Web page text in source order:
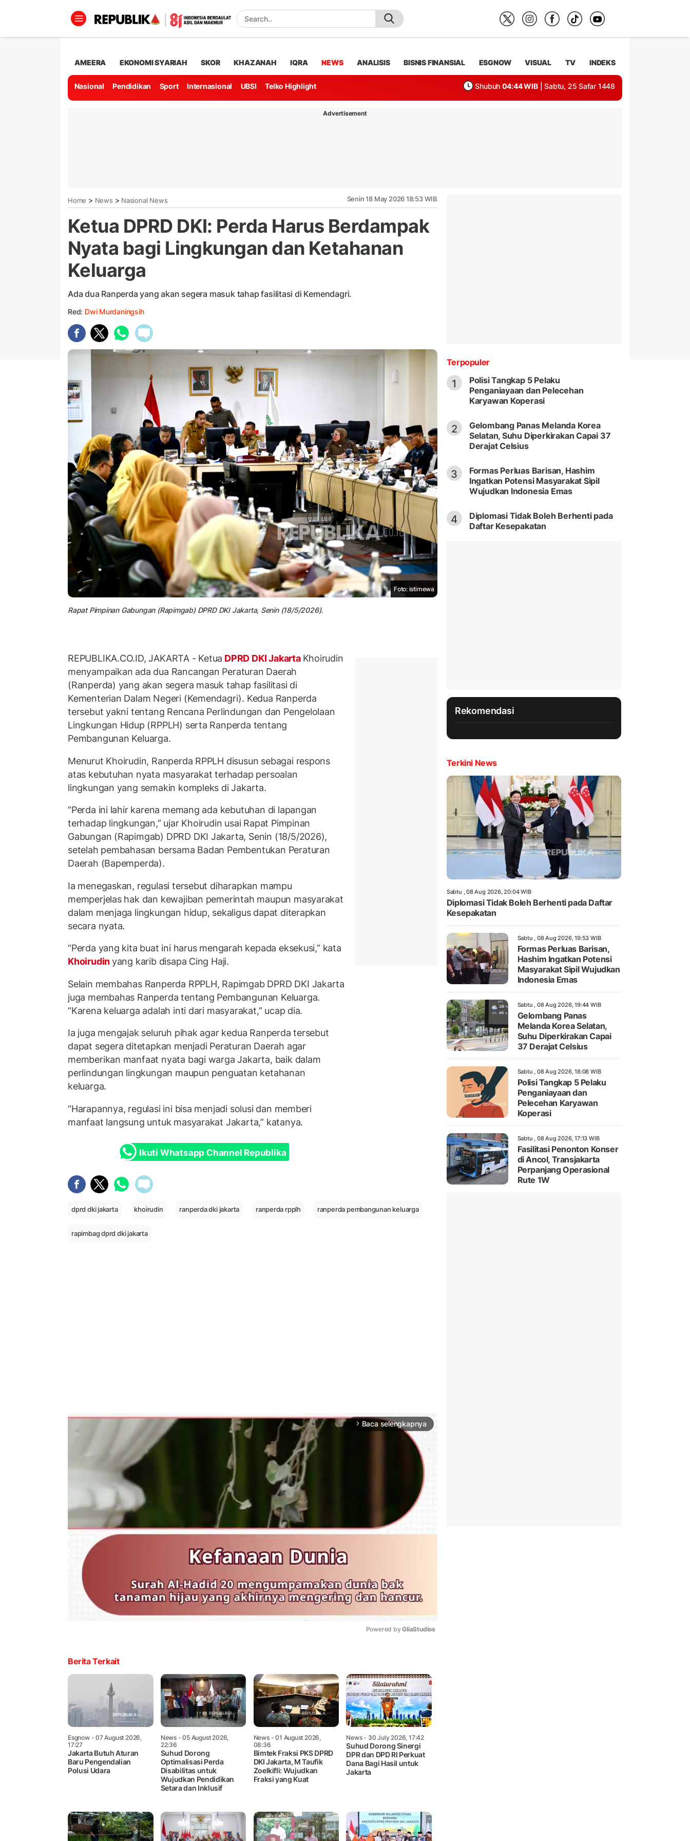
AMEERA EKONOMI SYARIAH SKOR KHAZANAH IQRA NEWS ANALISIS BISNIS FINANSIAL ESGNOW VISUAL TV INDEKS
Nasional Pendidikan Sport Internasional UBSI Telko Highlight Shubuh 04:44 WIB | Sabtu, 25 Safar 1448
Advertisement
Home > News > Nasional News Senin 18 May 2026 18:53 WIB
Ketua DPRD DKI: Perda Harus Berdampak
Nyata bagi Lingkungan dan Ketahanan
Keluarga
Ada dua Ranperda yang akan segera masuk tahap fasilitasi di Kemendagri.
Red: Dwi Murdaningsih
Foto: istimewa
Rapat Pimpinan Gabungan (Rapimgab) DPRD DKI Jakarta, Senin (18/5/2026).
REPUBLIKA.CO.ID, JAKARTA - Ketua DPRD DKI Jakarta Khoirudin
menyampaikan ada dua Rancangan Peraturan Daerah
(Ranperda) yang akan segera masuk tahap fasilitasi di
Kementerian Dalam Negeri (Kemendagri). Kedua Ranperda
tersebut yakni tentang Rencana Perlindungan dan Pengelolaan
Lingkungan Hidup (RPPLH) serta Ranperda tentang
Pembangunan Keluarga.
Menurut Khoirudin, Ranperda RPPLH disusun sebagai respons
atas kebutuhan nyata masyarakat terhadap persoalan
lingkungan yang semakin kompleks di Jakarta.
“Perda ini lahir karena memang ada kebutuhan di lapangan
terhadap lingkungan,” ujar Khoirudin usai Rapat Pimpinan
Gabungan (Rapimgab) DPRD DKI Jakarta, Senin (18/5/2026),
setelah pembahasan bersama Badan Pembentukan Peraturan
Daerah (Bapemperda).
Ia menegaskan, regulasi tersebut diharapkan mampu
memperjelas hak dan kewajiban pemerintah maupun masyarakat
dalam menjaga lingkungan hidup, sekaligus dapat diterapkan
secara nyata.
“Perda yang kita buat ini harus mengarah kepada eksekusi,” kata
Khoirudinyang karib disapa Cing Haji.
Selain membahas Ranperda RPPLH, Rapimgab DPRD DKI Jakarta
juga membahas Ranperda tentang Pembangunan Keluarga.
“Karena keluarga adalah inti dari masyarakat,” ucap dia.
Ia juga mengajak seluruh pihak agar kedua Ranperda tersebut
dapat segera ditetapkan menjadi Peraturan Daerah agar
memberikan manfaat nyata bagi warga Jakarta, baik dalam
perlindungan lingkungan maupun penguatan ketahanan
keluarga.
“Harapannya, regulasi ini bisa menjadi solusi dan memberi
manfaat langsung untuk masyarakat Jakarta,” katanya.
Ikuti Whatsapp Channel Republika
dprd dki jakarta khoirudin ranperda dki jakarta ranperda rpplh ranperda pembangunan keluarga
rapimbag dprd dki jakarta
arrow_forward_ios Baca selengkapnya
Powered by GliaStudios
Berita Terkait
Esgnow- 07 August 2026,
17:27
Jakarta Butuh Aturan
Baru Pengendalian
Polusi Udara
News- 05 August 2026,
22:36
Suhud Dorong
Optimalisasi Perda
Disabilitas untuk
Wujudkan Pendidikan
Setara dan Inklusif
News- 01 August 2026,
08:36
Bimtek Fraksi PKS DPRD
DKI Jakarta, M Taufik
Zoelkifli: Wujudkan
Fraksi yang Kuat
News- 30 July 2026, 17:42
Suhud Dorong Sinergi
DPR dan DPD RI Perkuat
Dana Bagi Hasil untuk
Jakarta
Terpopuler
1
Polisi Tangkap 5 Pelaku
Penganiayaan dan Pelecehan
Karyawan Koperasi
2
Gelombang Panas Melanda Korea
Selatan, Suhu Diperkirakan Capai 37
Derajat Celsius
3
Formas Perluas Barisan, Hashim
Ingatkan Potensi Masyarakat Sipil
Wujudkan Indonesia Emas
4
Diplomasi Tidak Boleh Berhenti pada
Daftar Kesepakatan
Rekomendasi
Terkini News
Sabtu , 08 Aug 2026, 20:04 WIB
Diplomasi Tidak Boleh Berhenti pada Daftar
Kesepakatan
Sabtu , 08 Aug 2026, 19:53 WIB
Formas Perluas Barisan,
Hashim Ingatkan Potensi
Masyarakat Sipil Wujudkan
Indonesia Emas
Sabtu , 08 Aug 2026, 19:44 WIB
Gelombang Panas
Melanda Korea Selatan,
Suhu Diperkirakan Capai
37 Derajat Celsius
Sabtu , 08 Aug 2026, 18:08 WIB
Polisi Tangkap 5 Pelaku
Penganiayaan dan
Pelecehan Karyawan
Koperasi
Sabtu , 08 Aug 2026, 17:13 WIB
Fasilitasi Penonton Konser
di Ancol, Transjakarta
Perpanjang Operasional
Rute 1W